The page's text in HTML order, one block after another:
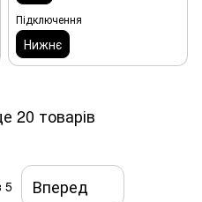
Підключення
Нижнє
20 товарів
5 Вперед